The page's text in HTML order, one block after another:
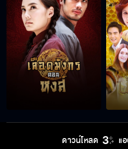
ดาวน์โหลด แ